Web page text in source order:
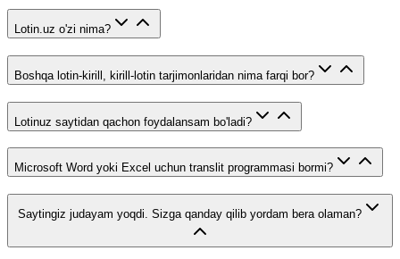
Lotin.uz o'zi nima?
Boshqa lotin-kirill, kirill-lotin tarjimonlaridan nima farqi bor?
Lotinuz saytidan qachon foydalansam bo'ladi?
Microsoft Word yoki Excel uchun translit programmasi bormi?
Saytingiz judayam yoqdi. Sizga qanday qilib yordam bera olaman?